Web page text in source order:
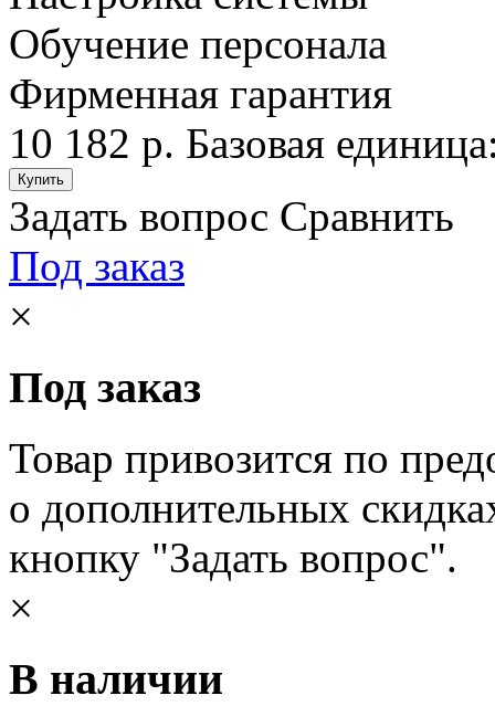
Обучение персонала
Фирменная гарантия
10 182 р. Базовая
Задать вопрос Сравнить
Под заказ
×
Под заказ
Товар привозится по
о дополнительных
кнопку "Задать вопрос".
×
В наличии